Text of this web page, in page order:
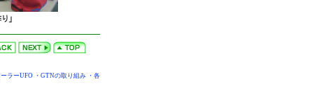
ーラーUFO ・ GTNの取り組み ・ 各